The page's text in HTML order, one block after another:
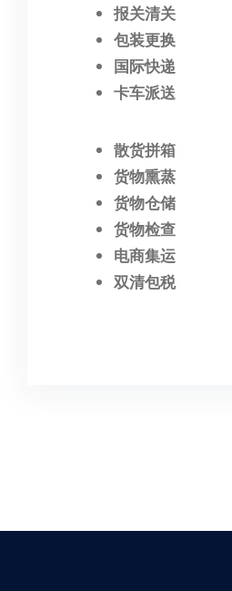
报关清关
包装更换
国际快递
卡车派送
散货拼箱
货物熏蒸
货物仓储
货物检查
电商集运
双清包税